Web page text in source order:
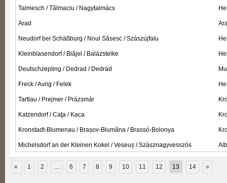
Talmesch / Tălmaciu / Nagytalmács
Arad
Neudorf bei Schäßburg / Noul Săsesc / Szászújfalu
Kleinblasendorf / Blăjel / Balázstelke
Deutschzepling / Dedrad / Dedrád
Freck / Avrig / Felek
Tartlau / Prejmer / Prázsmár
Katzendorf / Caţa / Kaca
Kronstadt-Blumenau / Brașov-Blumăna / Brassó-Bolonya
Michelsdorf an der Kleinen Kokel / Veseuș / Szásznagyvesszös
« 1 2 … 6 7 8 9 10 11 12 13 14 »